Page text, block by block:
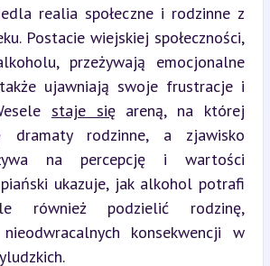
realia społeczne i rodzinne z
Postacie wiejskiej społeczności,
przeżywają emocjonalne
ujawniają swoje frustracje i
staje się areną, na której
dramaty rodzinne, a zjawisko
na percepcję i wartości
ukazuje, jak alkohol potrafi
również podzielić rodzinę,
konsekwencji w